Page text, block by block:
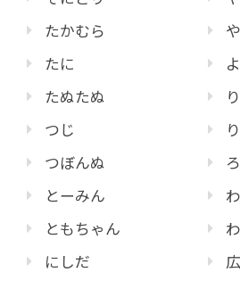
たかむら
たに
たぬたぬ
つじ
つぼんぬ
とーみん
ともちゃん
にしだ